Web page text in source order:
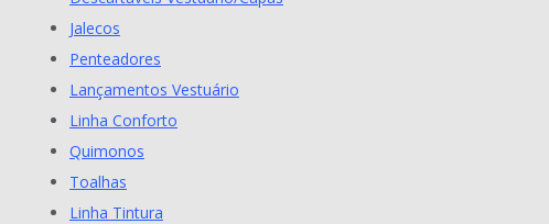
Jalecos
Penteadores
Lançamentos Vestuário
Linha Conforto
Quimonos
Toalhas
Linha Tintura